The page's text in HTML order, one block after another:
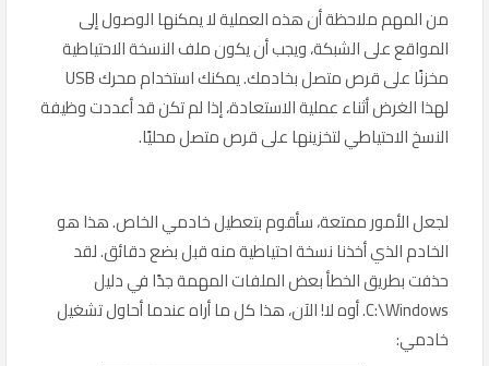
من المهم ملاحظة أن هذه العملية لا يمكنها الوصول إلى
المواقع على الشبكة، ويجب أن يكون ملف النسخة الاحتياطية
مخزنًا على قرص متصل بخادمك. يمكنك استخدام محرك USB
لهذا الغرض أثناء عملية الاستعادة، إذا لم تكن قد أعددت وظيفة
النسخ الاحتياطي لتخزينها على قرص متصل محليًا.
لجعل الأمور ممتعة، سأقوم بتعطيل خادمي الخاص. هذا هو
الخادم الذي أخذنا نسخة احتياطية منه قبل بضع دقائق. لقد
حذفت بطريق الخطأ بعض الملفات المهمة جدًا في دليل
C:\Windows. أوه لا! الآن، هذا كل ما أراه عندما أحاول تشغيل
خادمي: